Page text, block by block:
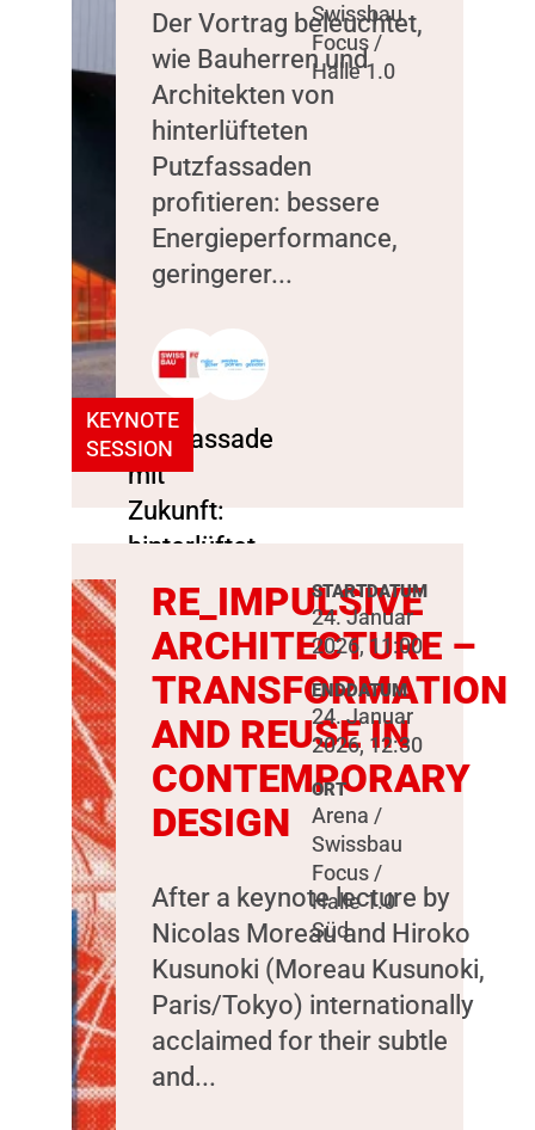
KEYNOTE
SESSION
Der Vortrag beleuchtet,
wie Bauherren und
Architekten von
hinterlüfteten
Putzfassaden
profitieren: bessere
Energieperformance,
geringerer...
Swissbau
Focus /
Halle 1.0
RE_IMPULSIVE
ARCHITECTURE –
TRANSFORMATION
AND REUSE IN
CONTEMPORARY
DESIGN
After a keynote lecture by
Nicolas Moreau and Hiroko
Kusunoki (Moreau Kusunoki,
Paris/Tokyo) internationally
acclaimed for their subtle
and...
STARTDATUM
24. Januar
2026, 11:00
ENDDATUM
24. Januar
2026, 12:30
ORT
Arena /
Swissbau
Focus /
Halle 1.0
Süd